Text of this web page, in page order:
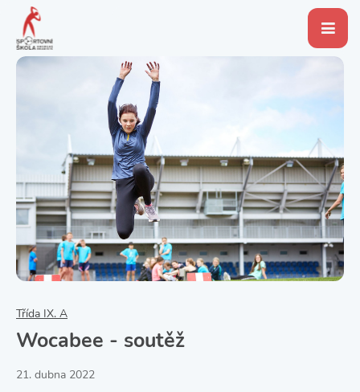
Třída IX. A
Wocabee - soutěž
21. dubna 2022